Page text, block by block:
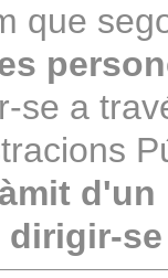
que
se a
dirigir-